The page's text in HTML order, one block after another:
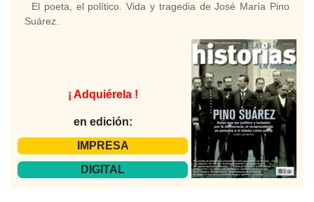
El poeta, el político. Vida y tragedia de José María Pino
Suárez.
¡ Adquiérela !
en edición:
IMPRESA
DIGITAL